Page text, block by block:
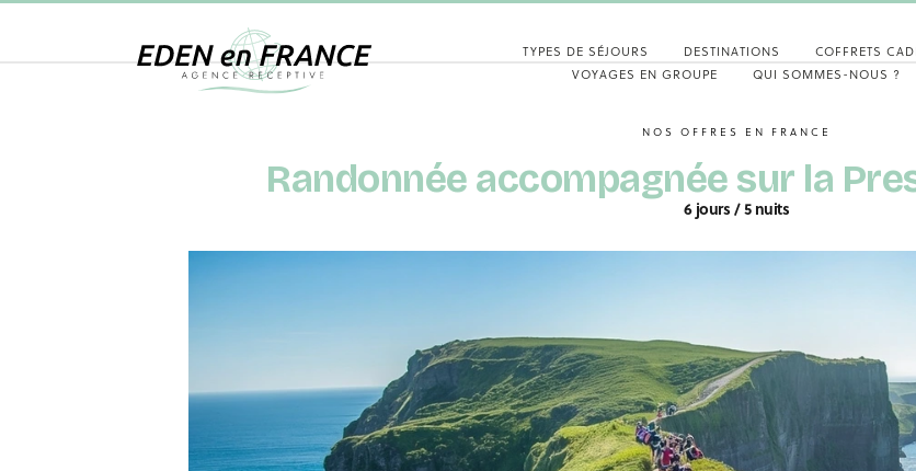
TYPES DE SÉJOURS DESTINATIONS
COFFRETS
VOYAGES EN GROUPE
QUI SOMMES-NOUS ?
NOS OFFRES EN FRANCE
Randonnée accompagnée sur la
6 jours / 5 nuits